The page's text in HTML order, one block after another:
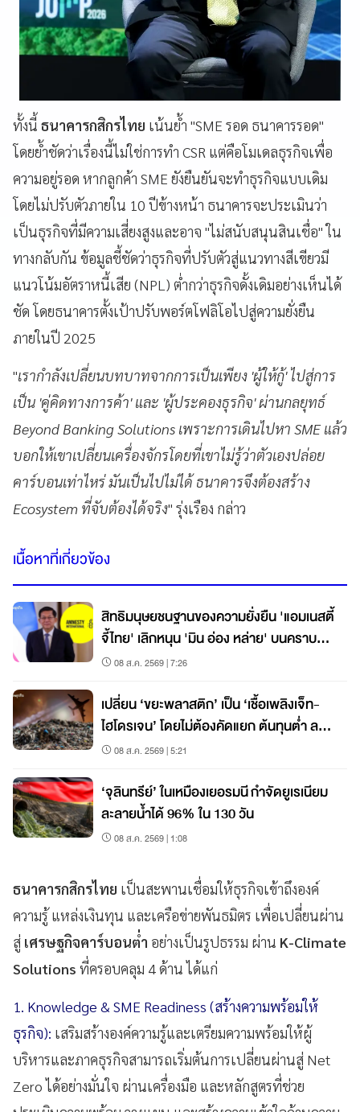
ทั้งนี้ ธนาคารกสิกรไทย เน้นย้ำ "SME รอด ธนาคารรอด"
โดยย้ำชัดว่าเรื่องนี้ไม่ใช่การทำ CSR แต่คือโมเดลธุรกิจเพื่อ
ความอยู่รอด หากลูกค้า SME ยังยืนยันจะทำธุรกิจแบบเดิม
โดยไม่ปรับตัวภายใน 10 ปีข้างหน้า ธนาคารจะประเมินว่า
เป็นธุรกิจที่มีความเสี่ยงสูงและอาจ "ไม่สนับสนุนสินเชื่อ" ใน
ทางกลับกัน ข้อมูลชี้ชัดว่าธุรกิจที่ปรับตัวสู่แนวทางสีเขียวมี
แนวโน้มอัตราหนี้เสีย (NPL) ต่ำกว่าธุรกิจดั้งเดิมอย่างเห็นได้
ชัด โดยธนาคารตั้งเป้าปรับพอร์ตโฟลิโอไปสู่ความยั่งยืน
ภายในปี 2025
"เรากำลังเปลี่ยนบทบาทจากการเป็นเพียง 'ผู้ให้กู้' ไปสู่การ
เป็น 'คู่คิดทางการค้า' และ 'ผู้ประคองธุรกิจ' ผ่านกลยุทธ์
Beyond Banking Solutions เพราะการเดินไปหา SME แล้ว
บอกให้เขาเปลี่ยนเครื่องจักรโดยที่เขาไม่รู้ว่าตัวเองปล่อย
คาร์บอนเท่าไหร่ มันเป็นไปไม่ได้ ธนาคารจึงต้องสร้าง
Ecosystem ที่จับต้องได้จริง" รุ่งเรือง กล่าว
เนื้อหาที่เกี่ยวข้อง
สิทธิมนุษยชนฐานของความยั่งยืน 'แอมเนสตี้
จี้ไทย' เลิกหนุน 'มิน อ่อง หล่าย' บนคราบ
เลือดเมียนมา
08 ส.ค. 2569 | 7:26
เปลี่ยน ‘ขยะพลาสติก’ เป็น ‘เชื้อเพลิงเจ็ท-
ไฮโดรเจน’ โดยไม่ต้องคัดแยก ต้นทุนต่ำ ลด
คาร์บอน 80%
08 ส.ค. 2569 | 5:21
‘จุลินทรีย์’ ในเหมืองเยอรมนี กำจัดยูเรเนียม
ละลายน้ำได้ 96% ใน 130 วัน
08 ส.ค. 2569 | 1:08
ธนาคารกสิกรไทย เป็นสะพานเชื่อมให้ธุรกิจเข้าถึงองค์
ความรู้ แหล่งเงินทุน และเครือข่ายพันธมิตร เพื่อเปลี่ยนผ่าน
สู่ เศรษฐกิจคาร์บอนต่ำ อย่างเป็นรูปธรรม ผ่าน K-Climate
Solutions ที่ครอบคลุม 4 ด้าน ได้แก่
1. Knowledge & SME Readiness (สร้างความพร้อมให้
ธุรกิจ): เสริมสร้างองค์ความรู้และเตรียมความพร้อมให้ผู้
บริหารและภาคธุรกิจสามารถเริ่มต้นการเปลี่ยนผ่านสู่ Net
Zero ได้อย่างมั่นใจ ผ่านเครื่องมือ และหลักสูตรที่ช่วย